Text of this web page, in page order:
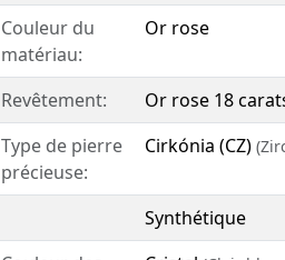
Couleur du
matériau:
Or rose
Revêtement:
Or rose 18
Type de pierre
précieuse:
Cirkónia (CZ)
Synthétique